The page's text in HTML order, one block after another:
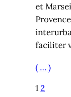
et
faciliter
( … )
12